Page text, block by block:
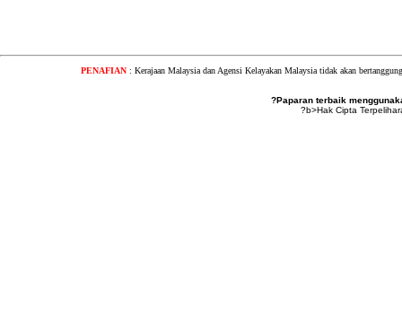
PENAFIAN : Kerajaan Malaysia dan Agensi Kelayakan Malaysia tidak akan
?Paparan terbaik
?b>Hak Cipta